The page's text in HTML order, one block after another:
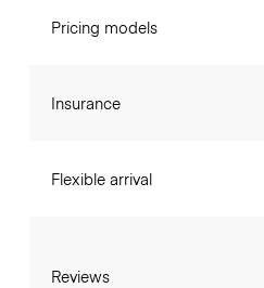
Pricing models
Insurance
Flexible arrival
Reviews